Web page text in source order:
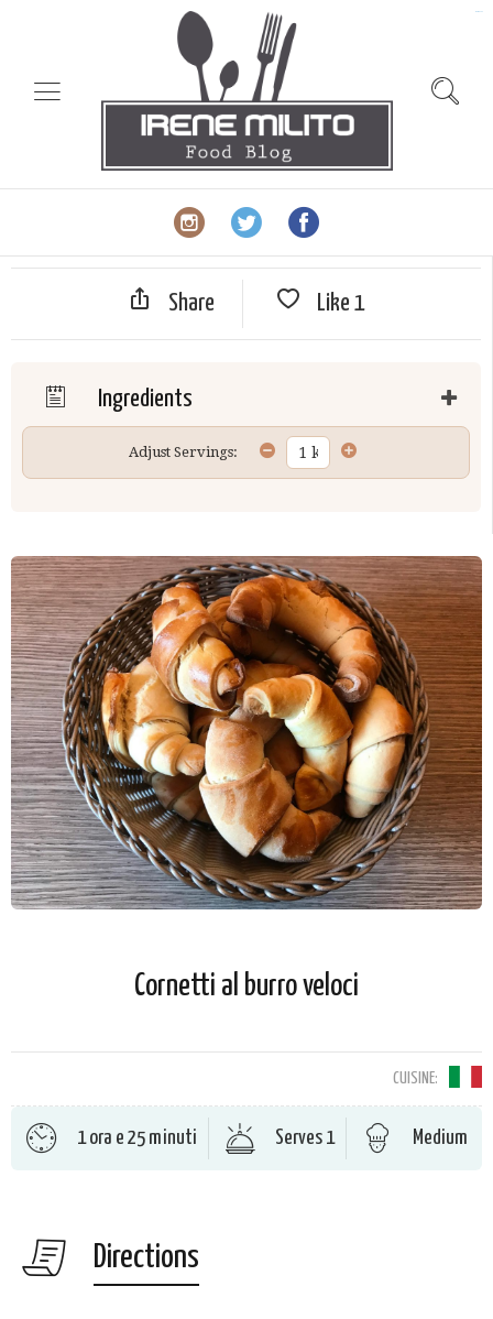
Share Like 1
Ingredients
Adjust Servings:
Cornetti al burro veloci
CUISINE:
1 ora e 25 minuti Serves 1 Medium
Directions